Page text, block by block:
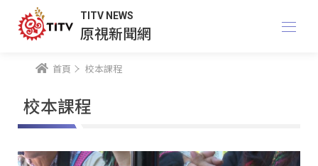
TITV NEWS
原視新聞網
首頁 校本課程
校本課程